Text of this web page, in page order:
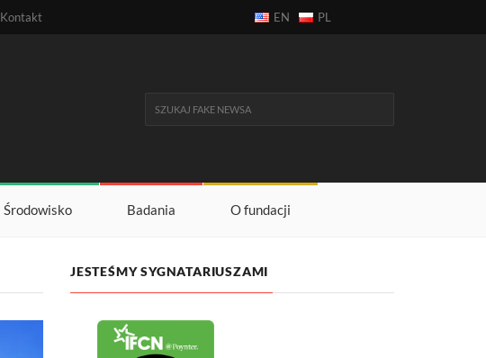
Kontakt EN PL
Środowisko Badania O fundacji
JESTEŚMY SYGNATARIUSZAMI